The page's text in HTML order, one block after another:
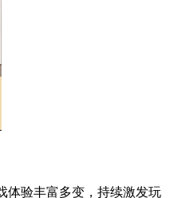
体验丰富多变，持续激发玩